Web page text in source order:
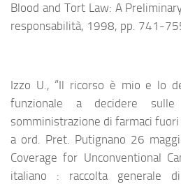
Blood and Tort Law: A
responsabilità, 1998, pp. 741-
Izzo U., “Il ricorso è mio e lo
funzionale a decidere
somministrazione di farmaci
a ord. Pret. Putignano 26
Coverage for Unconventional
italiano : raccolta generale